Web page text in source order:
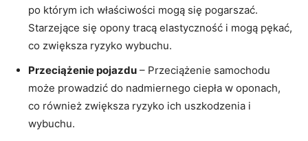
po którym ‌ich ⁤właściwości mogą ‌się⁣ pogarszać.
Starzejące się opony tracą elastyczność i mogą pękać,
co zwiększa ryzyko wybuchu.
Przeciążenie pojazdu – Przeciążenie samochodu
może prowadzić do nadmiernego​ ciepła w oponach,
‍co również zwiększa ryzyko ich ⁢uszkodzenia i
wybuchu.